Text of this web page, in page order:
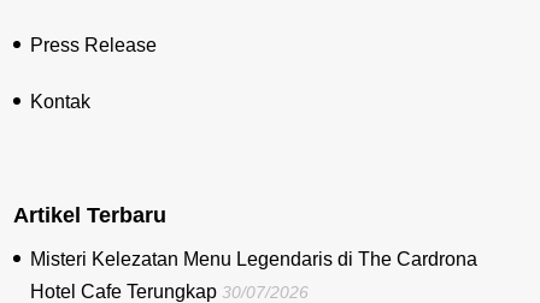
Press Release
Kontak
Artikel Terbaru
Misteri Kelezatan Menu Legendaris di The Cardrona
Hotel Cafe Terungkap 30/07/2026